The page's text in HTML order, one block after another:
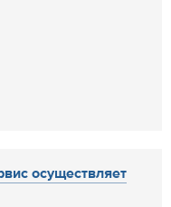
осуществляет